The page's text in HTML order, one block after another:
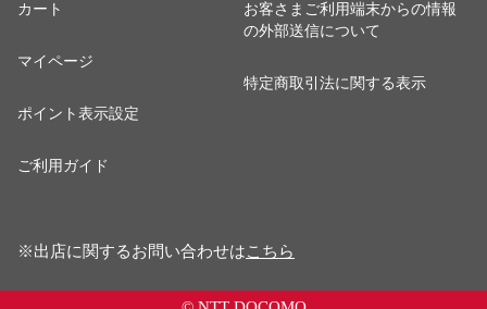
カート
マイページ
ポイント表示設定
ご利用ガイド
お客さまご利用端末からの情報
の外部送信について
特定商取引法に関する表示
※出店に関するお問い合わせはこちら